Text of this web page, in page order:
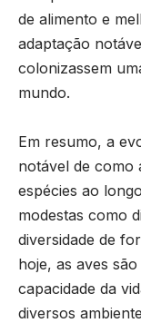
de alimento e
adaptação
colonizassem
mundo.
Em resumo, a
notável de como
espécies ao
modestas como
diversidade de
hoje, as aves
capacidade da
diversos